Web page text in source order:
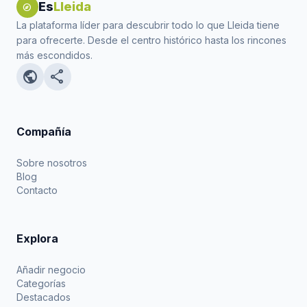
explore EsLleida
La plataforma líder para descubrir todo lo que Lleida tiene
para ofrecerte. Desde el centro histórico hasta los rincones
más escondidos.
public share
Compañía
Sobre nosotros
Blog
Contacto
Explora
Añadir negocio
Categorías
Destacados